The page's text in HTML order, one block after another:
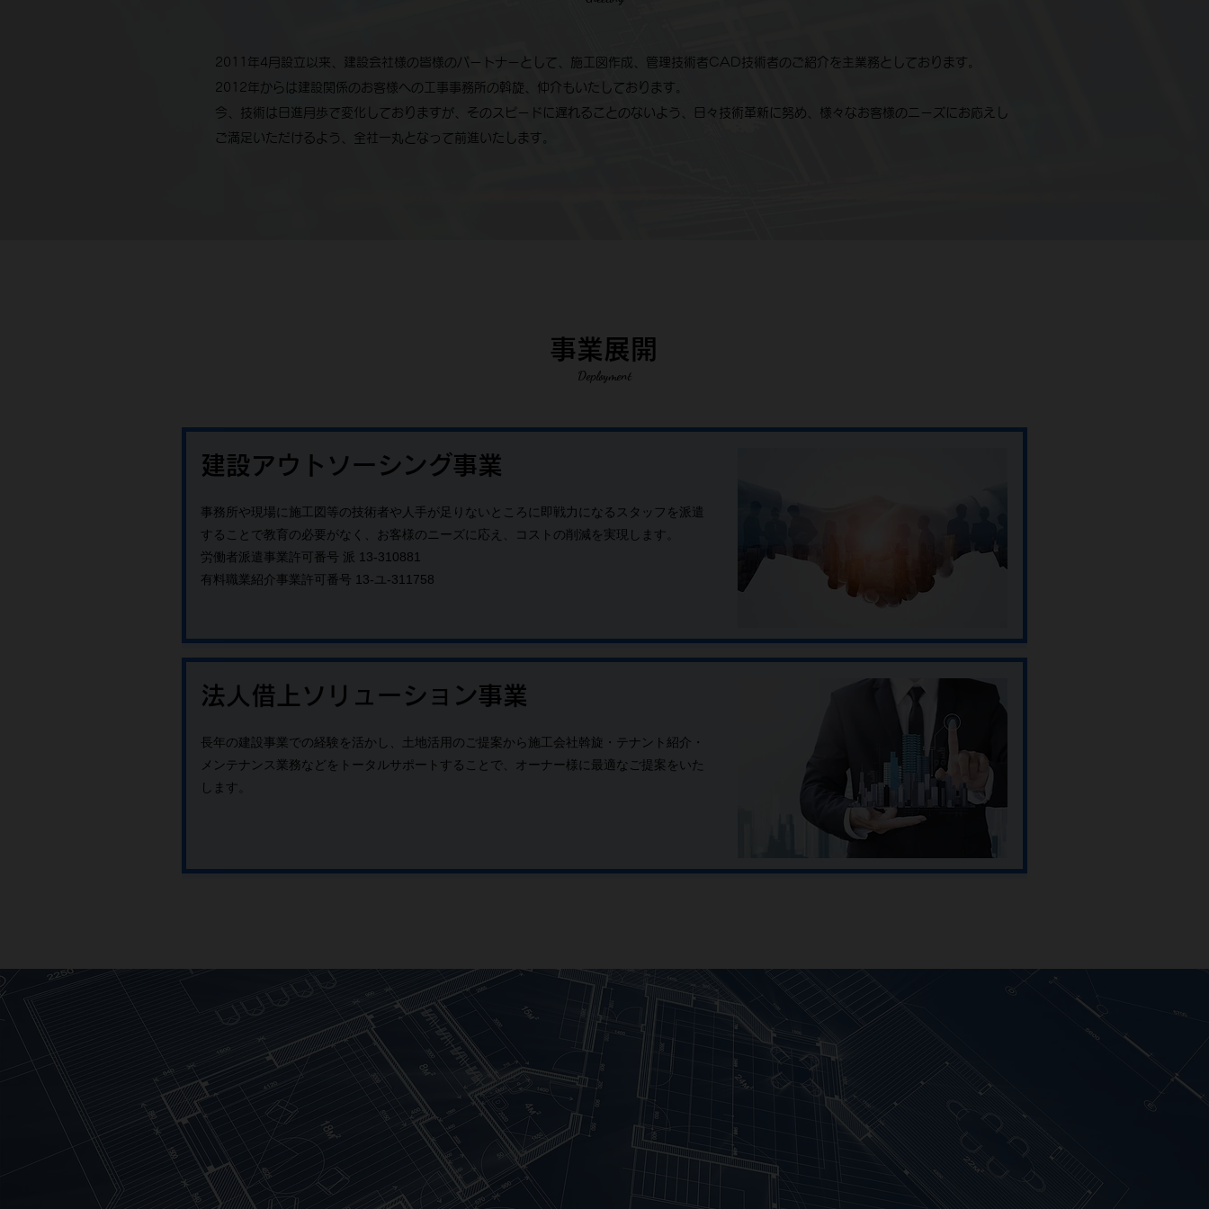
2011年4月設立以来、建設会社様の皆様のパートナーとして、施工図作成、管理技術者CAD技術者のご紹介を主業務としております。
2012年からは建設関係のお客様への工事事務所の斡旋、仲介もいたしております。
​今、技術は日進月歩で変化しておりますが、そのスピードに遅れることのないよう、日々技術革新に努め、様々なお客様のニーズにお応えし
ご満足いただけるよう、全社一丸となって前進いたします。
事業展開
Deployment
建設アウトソーシング事業
事務所や現場に施工図等の技術者や人手が足りないところに即戦力になるスタッフを派遣
することで教育の必要がなく、お客様のニーズに応え、コストの削減を実現します。
労働者派遣事業許可番号 派 13-310881
有料職業紹介事業許可番号 13-ユ-311758
法人借上ソリューション事業
長年の建設事業での経験を活かし、土地活用のご提案から施工会社斡旋・テナント紹介・
メンテナンス業務などをトータルサポートすることで、オーナー様に最適なご提案をいた
します。